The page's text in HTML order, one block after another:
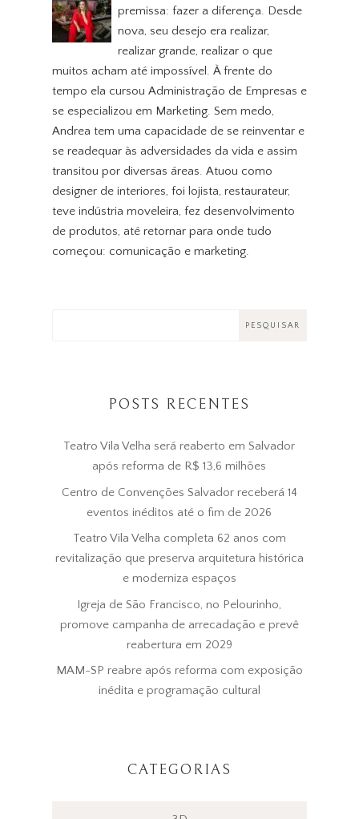
premissa: fazer a diferença. Desde
nova, seu desejo era realizar,
realizar grande, realizar o que
muitos acham até impossível. À frente do
tempo ela cursou Administração de Empresas e
se especializou em Marketing. Sem medo,
Andrea tem uma capacidade de se reinventar e
se readequar às adversidades da vida e assim
transitou por diversas áreas. Atuou como
designer de interiores, foi lojista, restaurateur,
teve indústria moveleira, fez desenvolvimento
de produtos, até retornar para onde tudo
começou: comunicação e marketing.
POSTS RECENTES
Teatro Vila Velha será reaberto em Salvador
após reforma de R$ 13,6 milhões
Centro de Convenções Salvador receberá 14
eventos inéditos até o fim de 2026
Teatro Vila Velha completa 62 anos com
revitalização que preserva arquitetura histórica
e moderniza espaços
Igreja de São Francisco, no Pelourinho,
promove campanha de arrecadação e prevê
reabertura em 2029
MAM-SP reabre após reforma com exposição
inédita e programação cultural
CATEGORIAS